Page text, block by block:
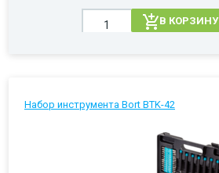
В КОРЗИНУ
Набор инструмента Bort BTK-42